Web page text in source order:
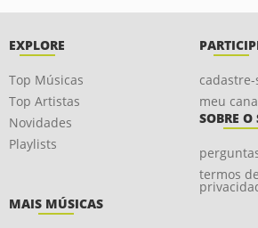
EXPLORE
Top Músicas
Top Artistas
Novidades
Playlists
cadastre-
meu
SOBRE O
termos
MAIS MÚSICAS